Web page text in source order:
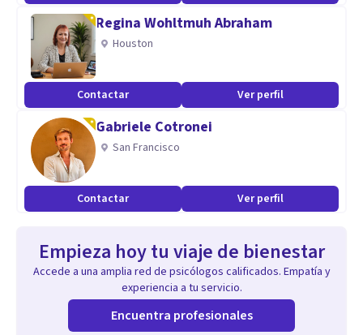
Regina Wohltmuh Abraham
Houston
Contactar Ver perfil
Gabriele Cotronei
San Francisco
Contactar Ver perfil
Empieza hoy tu viaje de bienestar
Accede a una amplia red de psicólogos calificados. Empatía y
experiencia a tu servicio.
Encuentra profesionales